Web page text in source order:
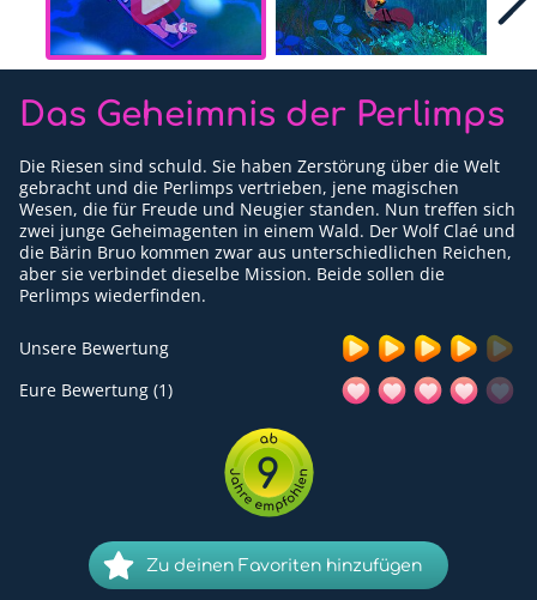
Für Erwachsene
Redaktion
Downloads
Partner
Presse
Kontakt
Impressum
Datenschutzerklärung
Das Geheimnis der Perlimps
Die Riesen sind schuld. Sie haben Zerstörung über die Welt
gebracht und die Perlimps vertrieben, jene magischen
Wesen, die für Freude und Neugier standen. Nun treffen sich
zwei junge Geheimagenten in einem Wald. Der Wolf Claé und
die Bärin Bruo kommen zwar aus unterschiedlichen Reichen,
aber sie verbindet dieselbe Mission. Beide sollen die
Perlimps wiederfinden.
Unsere Bewertung
Eure Bewertung (1)
9
Zu deinen Favoriten hinzufügen